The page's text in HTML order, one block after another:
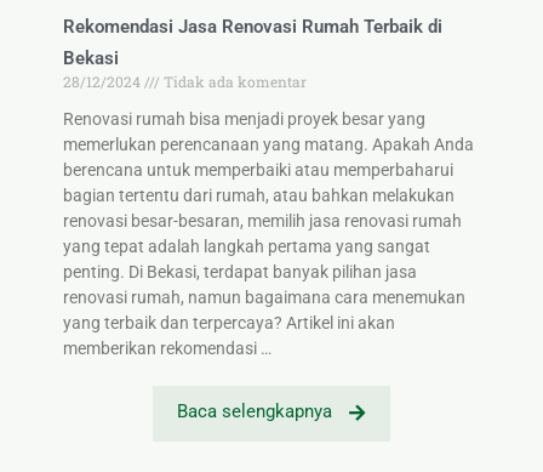
Rekomendasi Jasa Renovasi Rumah Terbaik di
Bekasi
28/12/2024
Tidak ada komentar
Renovasi rumah bisa menjadi proyek besar yang
memerlukan perencanaan yang matang. Apakah Anda
berencana untuk memperbaiki atau memperbaharui
bagian tertentu dari rumah, atau bahkan melakukan
renovasi besar-besaran, memilih jasa renovasi rumah
yang tepat adalah langkah pertama yang sangat
penting. Di Bekasi, terdapat banyak pilihan jasa
renovasi rumah, namun bagaimana cara menemukan
yang terbaik dan terpercaya? Artikel ini akan
memberikan rekomendasi …
Baca selengkapnya